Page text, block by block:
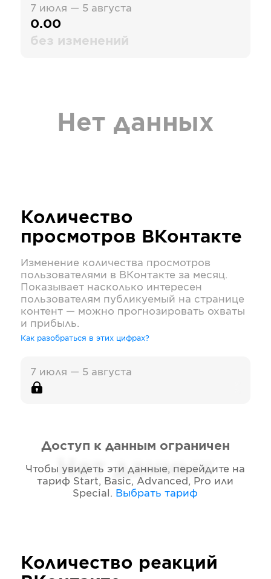
7 июля — 5 августа
0.00
без изменений
Нет данных
Количество
просмотров ВКонтакте
Изменение количества просмотров
пользователями в ВКонтакте за месяц.
Показывает насколько интересен
пользователям публикуемый на странице
контент — можно прогнозировать охваты
и прибыль.
Как разобраться в этих цифрах?
7 июля — 5 августа
Нет данных
Доступ к данным ограничен
Чтобы увидеть эти данные, перейдите на
тариф Start, Basic, Advanced, Pro или
Special . Выбрать тариф
Количество реакций